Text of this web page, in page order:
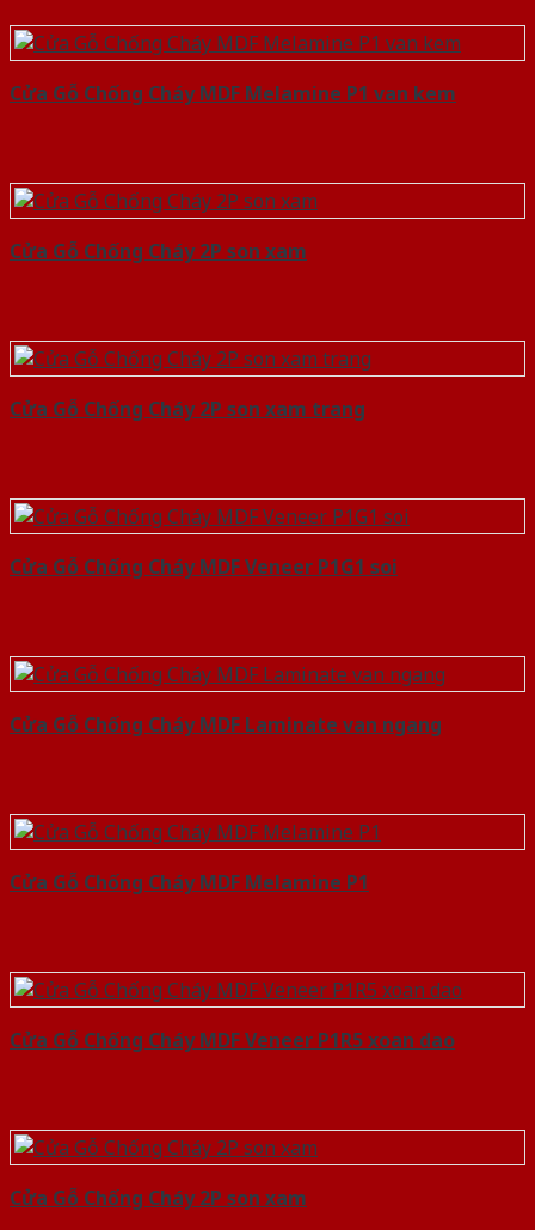
Cửa Gỗ Chống Cháy MDF Melamine P1 van kem
Cửa Gỗ Chống Cháy 2P son xam
Cửa Gỗ Chống Cháy 2P son xam trang
Cửa Gỗ Chống Cháy MDF Veneer P1G1 soi
Cửa Gỗ Chống Cháy MDF Laminate van ngang
Cửa Gỗ Chống Cháy MDF Melamine P1
Cửa Gỗ Chống Cháy MDF Veneer P1R5 xoan dao
Cửa Gỗ Chống Cháy 2P son xam